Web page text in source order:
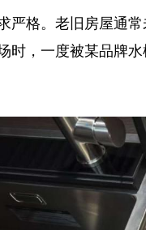
格。老旧房屋通常
时，一度被某品牌